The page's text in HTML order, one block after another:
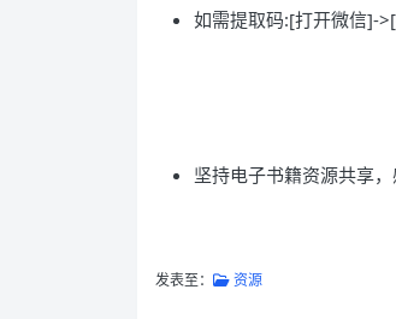
如需提取码:[打开微信]-
坚持电子书籍资源共享，
发表至： 资源